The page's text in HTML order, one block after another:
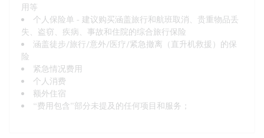
用等
个人保险单 - 建议购买涵盖旅行和航班取消、贵重物品丢
失、盗窃、疾病、事故和住院的综合旅行保险
涵盖徒步/旅行/意外/医疗/紧急撤离（直升机救援）的保
险
紧急情况费用
个人消费
额外住宿
“费用包含”部分未提及的任何项目和服务；